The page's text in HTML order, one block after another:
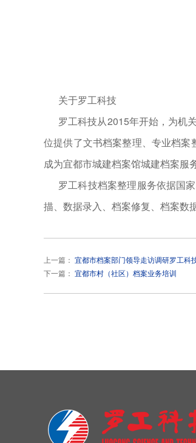
关于罗工科技
罗工科技从2015年开始，为机
位提供了文书档案整理、专业档
成为宜都市城建档案馆城建档案服
罗工科技档案整理服务依据国
描、数据录入、档案修复、档案数
上一篇： 宜都市档案部门领导走访调研罗工科
下一篇： 宜都市村（社区）档案业务培训